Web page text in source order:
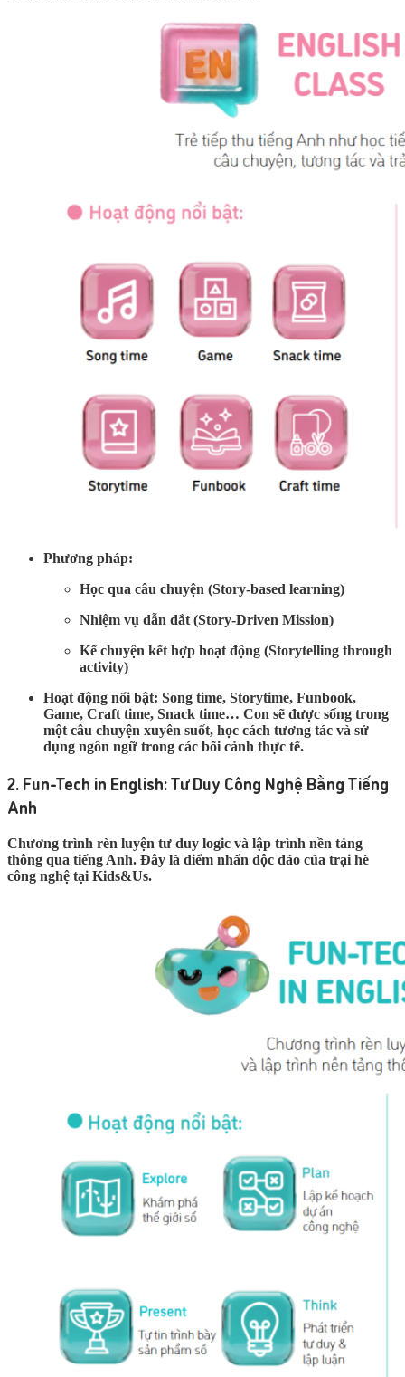
Phương pháp:
Học qua câu chuyện (Story-based learning)
Nhiệm vụ dẫn dắt (Story-Driven Mission)
Kể chuyện kết hợp hoạt động (Storytelling through
activity)
Hoạt động nổi bật: Song time, Storytime, Funbook,
Game, Craft time, Snack time… Con sẽ được sống trong
một câu chuyện xuyên suốt, học cách tương tác và sử
dụng ngôn ngữ trong các bối cảnh thực tế.
2. Fun-Tech in English: Tư Duy Công Nghệ Bằng Tiếng
Anh
Chương trình rèn luyện tư duy logic và lập trình nền tảng
thông qua tiếng Anh. Đây là điểm nhấn độc đáo của trại hè
công nghệ tại Kids&Us.